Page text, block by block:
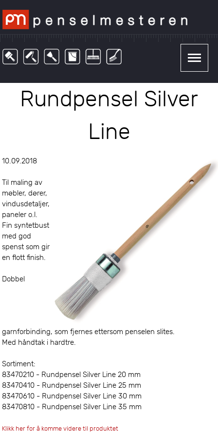
Rundpensel Silver
Line
10.09.2018
Til maling av
møbler, dører,
vindusdetaljer,
paneler o.l.
Fin syntetbust
med god
spenst som gir
en flott finish.
Dobbel
garnforbinding, som fjernes ettersom penselen slites.
Med håndtak i hardtre.
Sortiment:
83470210 - Rundpensel Silver Line 20 mm
83470410 - Rundpensel Silver Line 25 mm
83470610 - Rundpensel Silver Line 30 mm
83470810 - Rundpensel Silver Line 35 mm
Klikk her for å komme videre til produktet